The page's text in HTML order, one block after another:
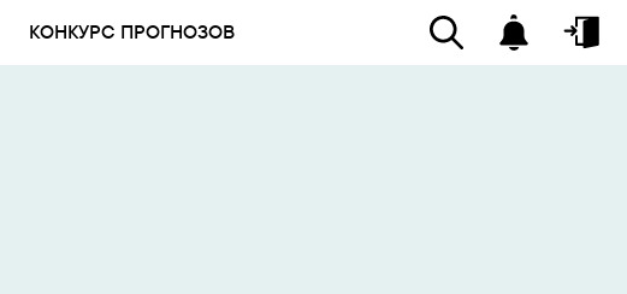
КОНКУРС ПРОГНОЗОВ